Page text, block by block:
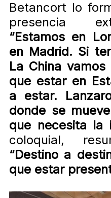
Betancort lo
presencia
“Estamos en
en Madrid. Si
La China
que estar en
a estar.
donde se
que necesita la
coloquial,
“Destino a
que estar